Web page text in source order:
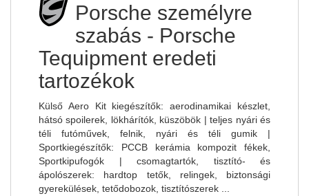
Porsche személyre
szabás - Porsche
Tequipment eredeti
tartozékok
Külső Aero Kit kiegészítők: aerodinamikai készlet,
hátsó spoilerek, lökhárítók, küszöbök | teljes nyári és
téli futóművek, felnik, nyári és téli gumik |
Sportkiegészítők: PCCB kerámia kompozit fékek,
Sportkipufogók | csomagtartók, tisztító- és
ápolószerek: hardtop tetők, relingek, biztonsági
gyerekülések, tetődobozok, tisztítószerek ...